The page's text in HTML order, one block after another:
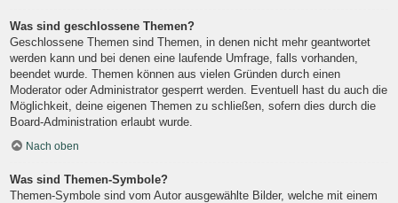
Was sind geschlossene Themen?
Geschlossene Themen sind Themen, in denen nicht mehr geantwortet
werden kann und bei denen eine laufende Umfrage, falls vorhanden,
beendet wurde. Themen können aus vielen Gründen durch einen
Moderator oder Administrator gesperrt werden. Eventuell hast du auch die
Möglichkeit, deine eigenen Themen zu schließen, sofern dies durch die
Board-Administration erlaubt wurde.
Nach oben
Was sind Themen-Symbole?
Themen-Symbole sind vom Autor ausgewählte Bilder, welche mit einem